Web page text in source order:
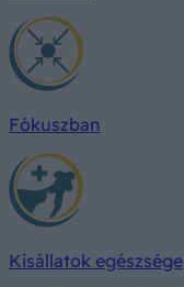
Fókuszban
Kisállatok egészsége